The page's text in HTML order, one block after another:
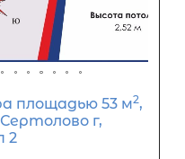
площадью
Выборг г,
ул, д 16